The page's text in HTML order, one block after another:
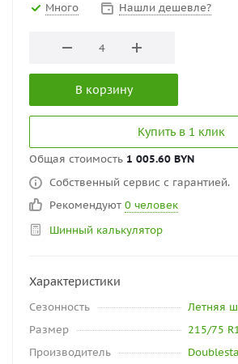
Много Нашли дешевле?
В корзину
Купить в 1 клик
Общая стоимость 1 005.60 BYN
Собственный сервис с гарантией.
Рекомендуют 0 человек
Шинный калькулятор
Характеристики
Сезонность
Летняя
Размер
215/75
Производитель